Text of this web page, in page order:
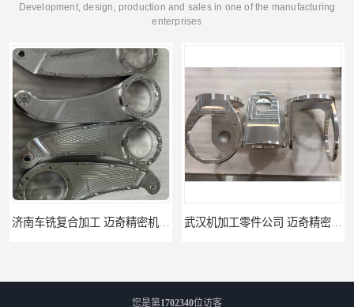
Development, design, production and sales in one of the manufacturing
enterprises
您是第1702340位访客